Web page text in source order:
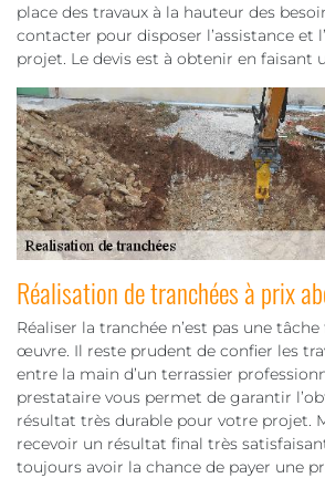
place des travaux à la hauteur des
contacter pour disposer l’assistance et
projet. Le devis est à obtenir en faisant
Réalisation de tranchées à prix
Réaliser la tranchée n’est pas une
œuvre. Il reste prudent de confier les
entre la main d’un terrassier
prestataire vous permet de garantir
résultat très durable pour votre projet.
recevoir un résultat final très
toujours avoir la chance de payer une